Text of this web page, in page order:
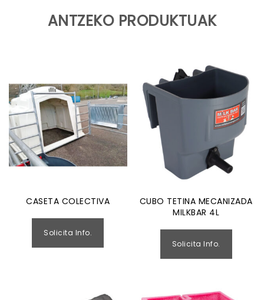
ANTZEKO PRODUKTUAK
CASETA COLECTIVA
Solicita Info.
CUBO TETINA MECANIZADA
MILKBAR 4L
Solicita Info.